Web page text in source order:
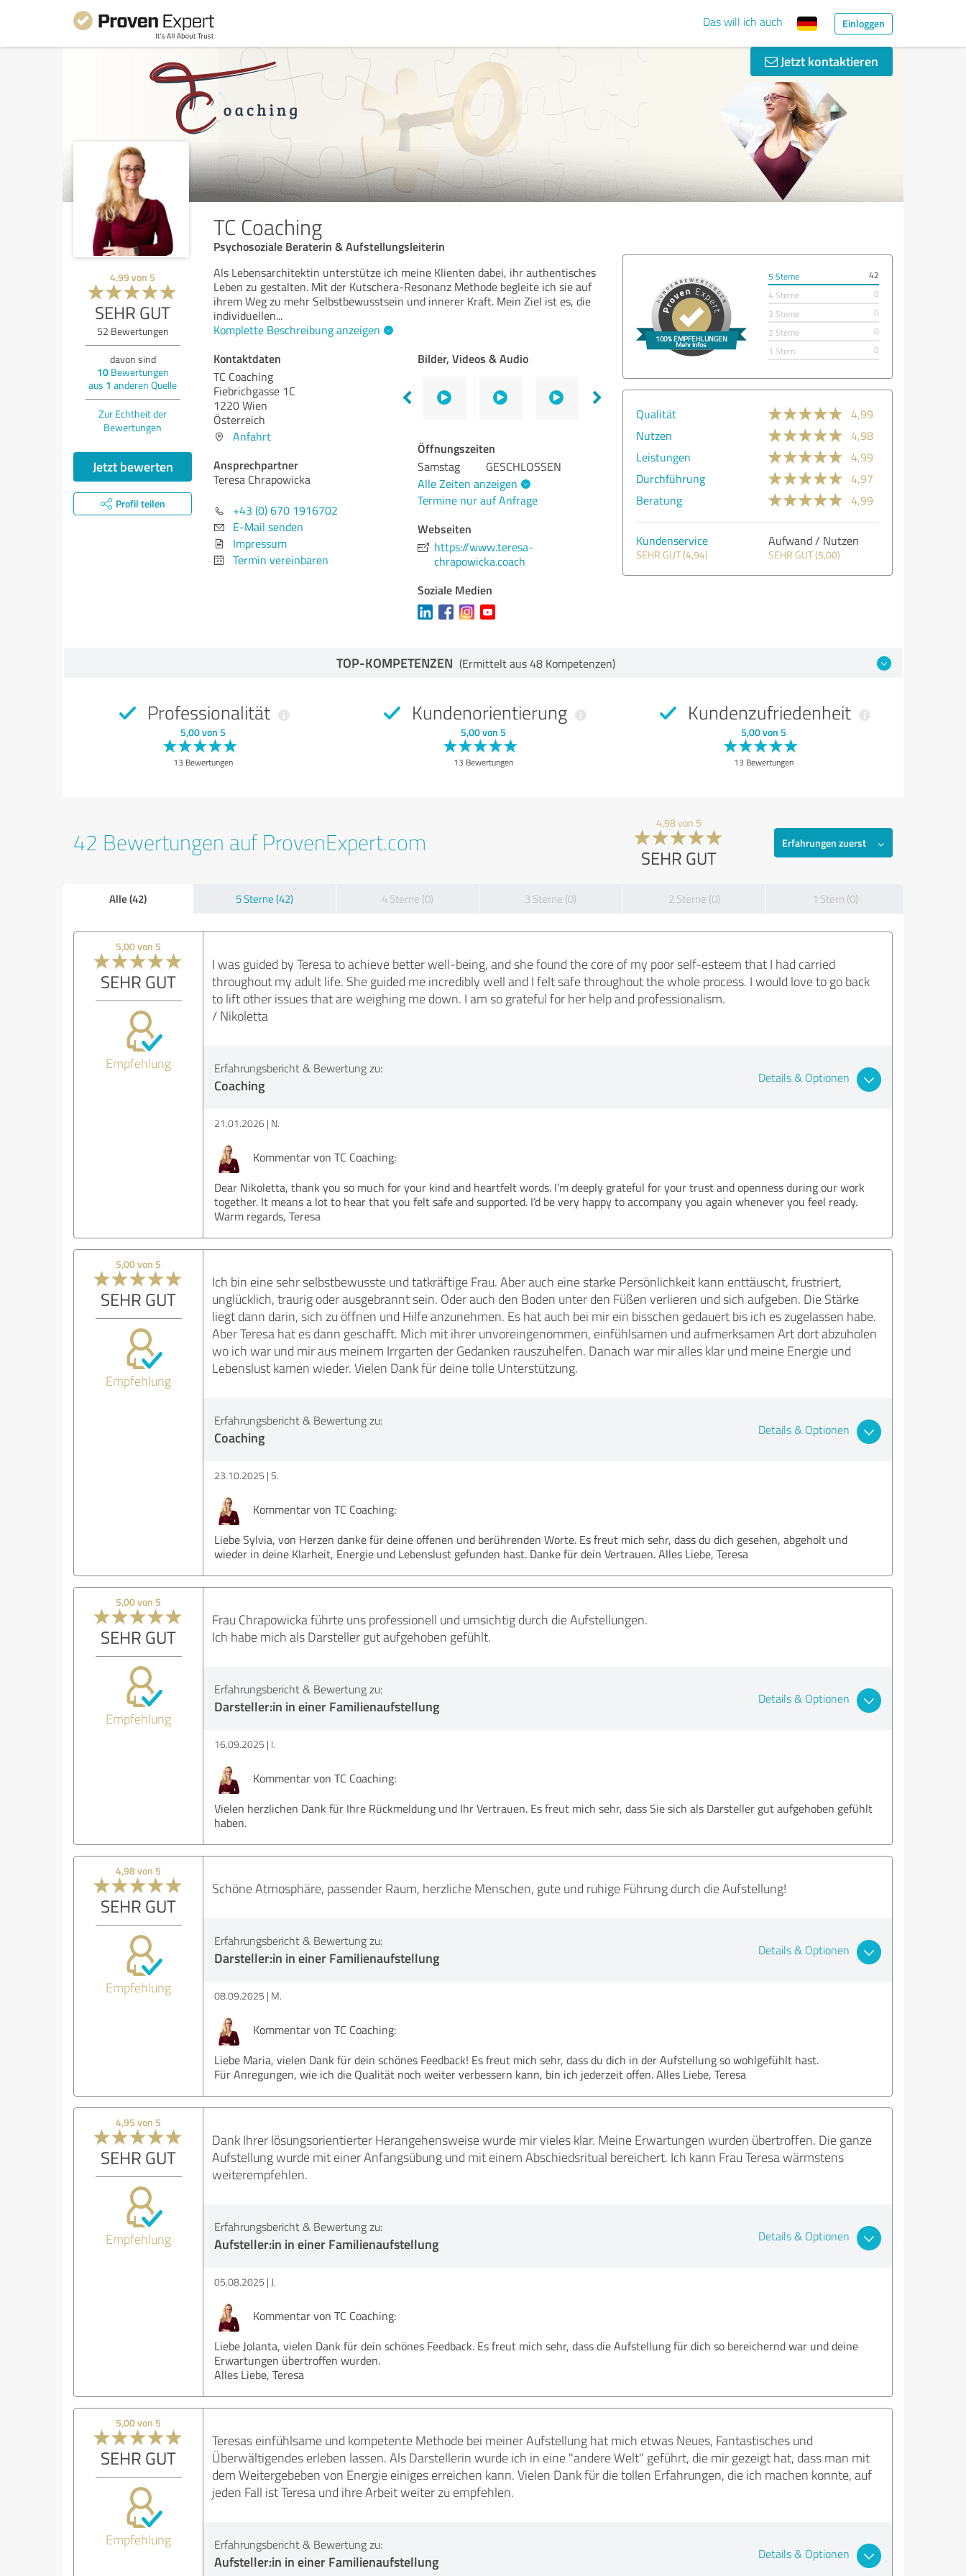
Das will ich auch Einloggen
Jetzt kontaktieren
TC Coaching
Psychosoziale Beraterin & Aufstellungsleiterin
4,99von 5
SEHR GUT
52 Bewertungen
davon sind
10Bewertungen
aus 1 anderen Quelle
Zur Echtheit der
Bewertungen
Jetzt bewerten
Profil teilen
Als Lebensarchitektin unterstütze ich meine Klienten dabei, ihr authentisches
Leben zu gestalten. Mit der Kutschera-Resonanz Methode begleite ich sie auf
ihrem Weg zu mehr Selbstbewusstsein und innerer Kraft. Mein Ziel ist es, die
individuellen...
Komplette Beschreibung anzeigen
Kontaktdaten
TC Coaching
Fiebrichgasse 1C
1220 Wien
Österreich
Anfahrt
Ansprechpartner
Teresa Chrapowicka
+43 (0) 670 1916702
E-Mail senden
Impressum
Termin vereinbaren
Bilder, Videos & Audio
Öffnungszeiten
Samstag
GESCHLOSSEN
Alle Zeiten anzeigen
Termine nur auf Anfrage
Webseiten
https://www.teresa-
chrapowicka.coach
Soziale Medien
5 Sterne
42
4 Sterne
0
3 Sterne
0
2 Sterne
0
1 Stern
0
Qualität
4,99
Nutzen
4,98
Leistungen
4,99
Durchführung
4,97
Beratung
4,99
Kundenservice
SEHR GUT (4,94)
Aufwand / Nutzen
SEHR GUT (5,00)
TOP-KOMPETENZEN (Ermittelt aus 48 Kompetenzen)
Professionalität
5,00 von 5
13 Bewertungen
Kundenorientierung
5,00 von 5
13 Bewertungen
Kundenzufriedenheit
5,00 von 5
13 Bewertungen
42 Bewertungen auf ProvenExpert.com
4,98 von 5
SEHR GUT
Erfahrungen zuerst
Alle (42) 5 Sterne (42) 4 Sterne (0) 3 Sterne (0) 2 Sterne (0) 1 Stern (0)
5,00 von 5
SEHR GUT
Empfehlung
I was guided by Teresa to achieve better well-being, and she found the core of my poor self-esteem that I had carried
throughout my adult life. She guided me incredibly well and I felt safe throughout the whole process. I would love to go back
to lift other issues that are weighing me down. I am so grateful for her help and professionalism.
/ Nikoletta
Erfahrungsbericht & Bewertung zu:
Coaching Details & Optionen
21.01.2026 N.
Kommentar von TC Coaching:
Dear Nikoletta, thank you so much for your kind and heartfelt words. I’m deeply grateful for your trust and openness during our work
together. It means a lot to hear that you felt safe and supported. I’d be very happy to accompany you again whenever you feel ready.
Warm regards, Teresa
5,00 von 5
SEHR GUT
Empfehlung
Ich bin eine sehr selbstbewusste und tatkräftige Frau. Aber auch eine starke Persönlichkeit kann enttäuscht, frustriert,
unglücklich, traurig oder ausgebrannt sein. Oder auch den Boden unter den Füßen verlieren und sich aufgeben. Die Stärke
liegt dann darin, sich zu öffnen und Hilfe anzunehmen. Es hat auch bei mir ein bisschen gedauert bis ich es zugelassen habe.
Aber Teresa hat es dann geschafft. Mich mit ihrer unvoreingenommen, einfühlsamen und aufmerksamen Art dort abzuholen
wo ich war und mir aus meinem Irrgarten der Gedanken rauszuhelfen. Danach war mir alles klar und meine Energie und
Lebenslust kamen wieder. Vielen Dank für deine tolle Unterstützung.
Erfahrungsbericht & Bewertung zu:
Coaching Details & Optionen
23.10.2025 S.
Kommentar von TC Coaching:
Liebe Sylvia, von Herzen danke für deine offenen und berührenden Worte. Es freut mich sehr, dass du dich gesehen, abgeholt und
wieder in deine Klarheit, Energie und Lebenslust gefunden hast. Danke für dein Vertrauen. Alles Liebe, Teresa
5,00 von 5
SEHR GUT
Empfehlung
Frau Chrapowicka führte uns professionell und umsichtig durch die Aufstellungen.
Ich habe mich als Darsteller gut aufgehoben gefühlt.
Erfahrungsbericht & Bewertung zu:
Darsteller:in in einer Familienaufstellung Details & Optionen
16.09.2025 I.
Kommentar von TC Coaching:
Vielen herzlichen Dank für Ihre Rückmeldung und Ihr Vertrauen. Es freut mich sehr, dass Sie sich als Darsteller gut aufgehoben gefühlt
haben.
4,98 von 5
SEHR GUT
Empfehlung
Schöne Atmosphäre, passender Raum, herzliche Menschen, gute und ruhige Führung durch die Aufstellung!
Erfahrungsbericht & Bewertung zu:
Darsteller:in in einer Familienaufstellung Details & Optionen
08.09.2025 M.
Kommentar von TC Coaching:
Liebe Maria, vielen Dank für dein schönes Feedback! Es freut mich sehr, dass du dich in der Aufstellung so wohlgefühlt hast.
Für Anregungen, wie ich die Qualität noch weiter verbessern kann, bin ich jederzeit offen. Alles Liebe, Teresa
4,95 von 5
SEHR GUT
Empfehlung
Dank Ihrer lösungsorientierter Herangehensweise wurde mir vieles klar. Meine Erwartungen wurden übertroffen. Die ganze
Aufstellung wurde mit einer Anfangsübung und mit einem Abschiedsritual bereichert. Ich kann Frau Teresa wärmstens
weiterempfehlen.
Erfahrungsbericht & Bewertung zu:
Aufsteller:in in einer Familienaufstellung Details & Optionen
05.08.2025 J.
Kommentar von TC Coaching:
Liebe Jolanta, vielen Dank für dein schönes Feedback. Es freut mich sehr, dass die Aufstellung für dich so bereichernd war und deine
Erwartungen übertroffen wurden.
Alles Liebe, Teresa
5,00 von 5
SEHR GUT
Empfehlung
Teresas einfühlsame und kompetente Methode bei meiner Aufstellung hat mich etwas Neues, Fantastisches und
Überwältigendes erleben lassen. Als Darstellerin wurde ich in eine "andere Welt" geführt, die mir gezeigt hat, dass man mit
dem Weitergebeben von Energie einiges erreichen kann. Vielen Dank für die tollen Erfahrungen, die ich machen konnte, auf
jeden Fall ist Teresa und ihre Arbeit weiter zu empfehlen.
Erfahrungsbericht & Bewertung zu:
Aufsteller:in in einer Familienaufstellung Details & Optionen